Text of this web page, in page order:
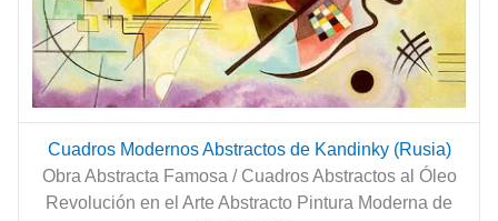
Cuadros Modernos Abstractos de Kandinky (Rusia)
Obra Abstracta Famosa / Cuadros Abstractos al Óleo
Revolución en el Arte Abstracto Pintura Moderna de